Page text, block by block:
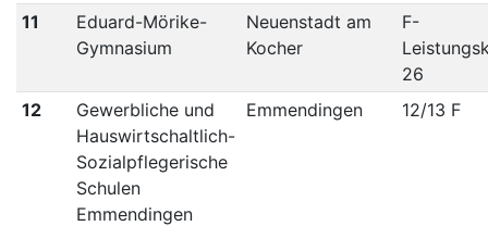
11
Eduard-Mörike-
Gymnasium
Neuenstadt am
Kocher
F-
26
12
Gewerbliche und
Hauswirtschaltlich-
Sozialpflegerische
Schulen
Emmendingen
Emmendingen 12/13 F